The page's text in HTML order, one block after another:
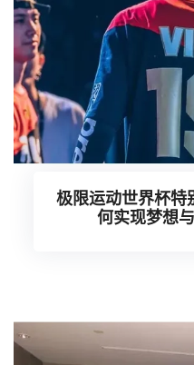
极限运动世界杯特
何实现梦想